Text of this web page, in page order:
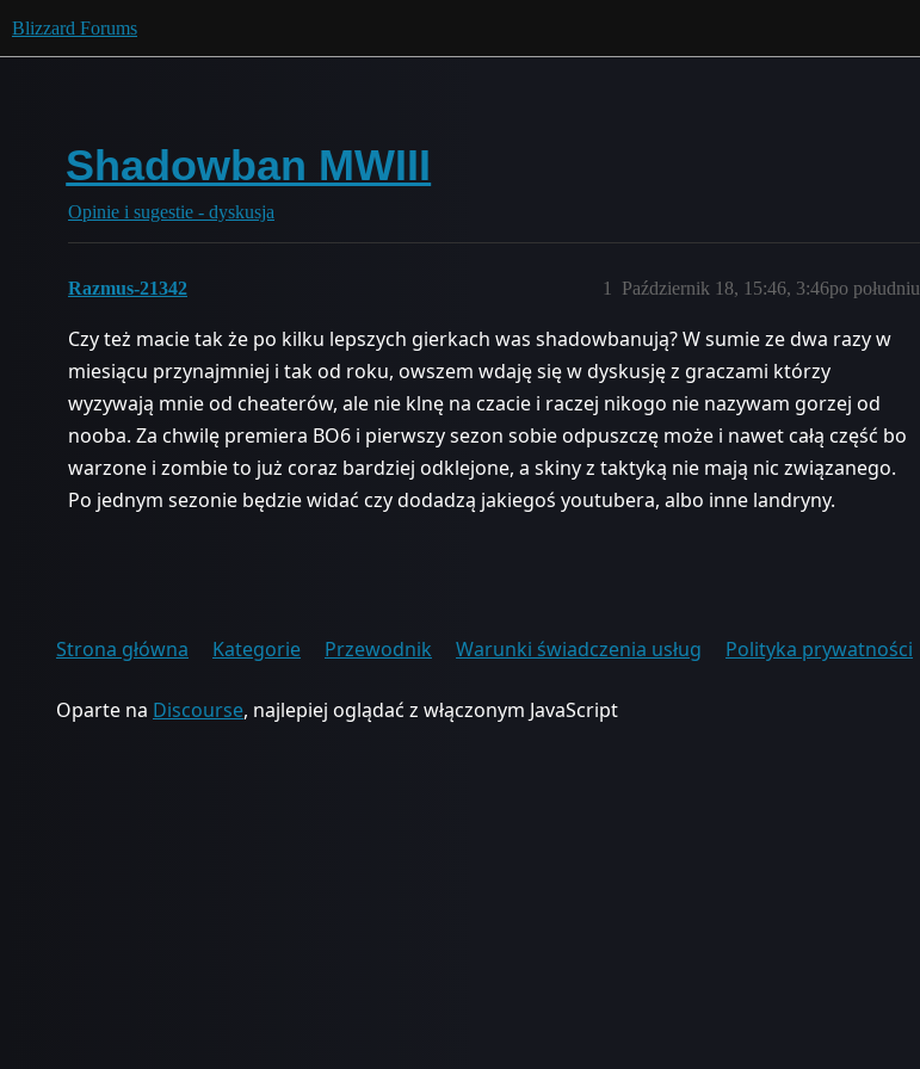
Blizzard Forums
Shadowban MWIII
Opinie i sugestie - dyskusja
Razmus-21342 Październik 18, 15:46, 3:46po południu
1
Czy też macie tak że po kilku lepszych gierkach was shadowbanują? W sumie ze dwa razy w
miesiącu przynajmniej i tak od roku, owszem wdaję się w dyskusję z graczami którzy
wyzywają mnie od cheaterów, ale nie klnę na czacie i raczej nikogo nie nazywam gorzej od
nooba. Za chwilę premiera BO6 i pierwszy sezon sobie odpuszczę może i nawet całą część bo
warzone i zombie to już coraz bardziej odklejone, a skiny z taktyką nie mają nic związanego.
Po jednym sezonie będzie widać czy dodadzą jakiegoś youtubera, albo inne landryny.
Strona główna Kategorie Przewodnik Warunki świadczenia usług Polityka prywatności
Oparte na Discourse, najlepiej oglądać z włączonym JavaScript